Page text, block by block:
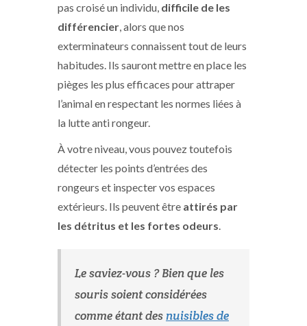
pas croisé un individu, difficile de les
différencier, alors que nos
exterminateurs connaissent tout de leurs
habitudes. Ils sauront mettre en place les
pièges les plus efficaces pour attraper
l’animal en respectant les normes liées à
la lutte anti rongeur.
À votre niveau, vous pouvez toutefois
détecter les points d’entrées des
rongeurs et inspecter vos espaces
extérieurs. Ils peuvent être attirés par
les détritus et les fortes odeurs.
Le saviez-vous ? Bien que les
souris soient considérées
comme étant desnuisibles de